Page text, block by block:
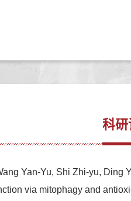
科
Yan-Yu, Shi Zhi-yu, Ding
via mitophagy and